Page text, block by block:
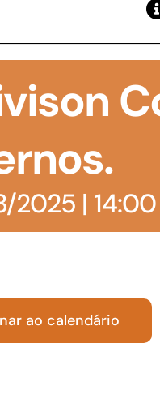
de estoques e despesas
2025 | 14:00
ao calendário